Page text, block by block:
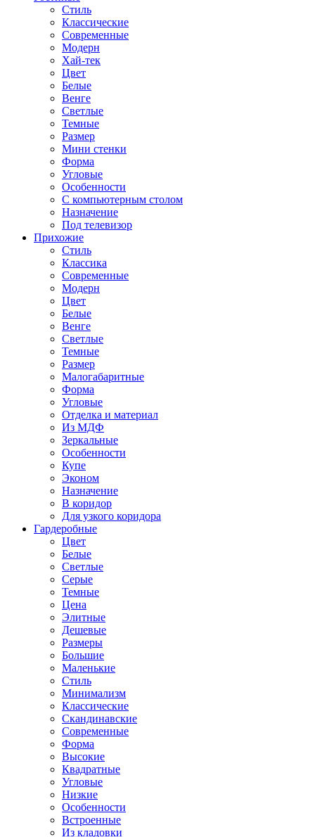
Стиль
Классические
Современные
Модерн
Хай-тек
Цвет
Белые
Венге
Светлые
Темные
Размер
Мини стенки
Форма
Угловые
Особенности
С компьютерным столом
Назначение
Под телевизор
Прихожие
Стиль
Классика
Современные
Модерн
Цвет
Белые
Венге
Светлые
Темные
Размер
Малогабаритные
Форма
Угловые
Отделка и материал
Из МДФ
Зеркальные
Особенности
Купе
Эконом
Назначение
В коридор
Для узкого коридора
Гардеробные
Цвет
Белые
Светлые
Серые
Темные
Цена
Элитные
Дешевые
Размеры
Большие
Маленькие
Стиль
Минимализм
Классические
Скандинавские
Современные
Форма
Высокие
Квадратные
Угловые
Низкие
Особенности
Встроенные
Из кладовки